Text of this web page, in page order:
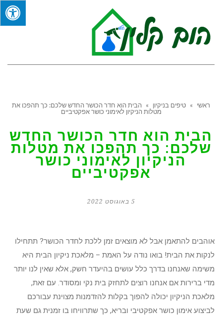
ראשי » טיפים בניקיון » הבית הוא חדר הכושר החדש שלכם: כך תהפכו את
מטלות הניקיון לאימוני כושר אפקטיביים
הבית הוא חדר הכושר החדש
שלכם: כך תהפכו את מטלות
הניקיון לאימוני כושר
אפקטיביים
5 באוגוסט 2022
אוהבים להתאמן אבל לא מוצאים זמן ללכת לחדר הכושר? תתחילו
לנקות את הבית! בואו נודה על האמת – מלאכת ניקיון הבית היא
משימה שאנחנו בדרך כלל עושים בהיעדר חשק, אלא שאין לנו יותר
מדי ברירות אם אנחנו רוצים לתחזק בית נקי ומסודר. עם זאת,
מלאכת הניקיון יכולה להפוך בקלות להזדמנות מצוינת עבורכם
לביצוע אימון כושר אפקטיבי ובריא, כך שתרוויחו בו זמנית גם שעת